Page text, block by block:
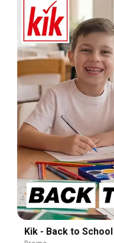
Kik - Back to School